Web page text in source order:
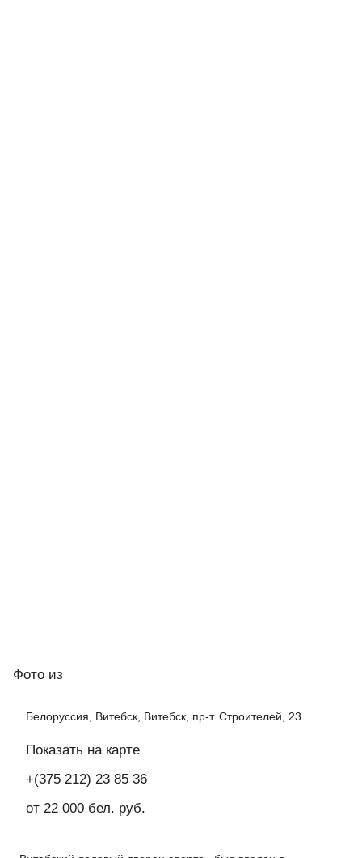
Фото из
Белоруссия, Витебск, Витебск, пр-т. Строителей, 23
Показать на карте
+(375 212) 23 85 36
от 22 000 бел. руб.